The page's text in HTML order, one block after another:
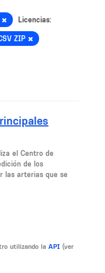
Licencias:
ZIP
el Centro de
de los
las arterias que se
utilizando la API (ver